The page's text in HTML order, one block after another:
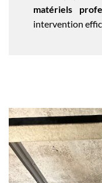
matériels
intervention